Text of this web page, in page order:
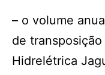
– o volume
de
Hidrelétrica